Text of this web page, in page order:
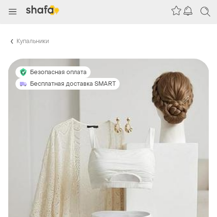
Купальники
Безопасная оплата
Бесплатная доставка SMART